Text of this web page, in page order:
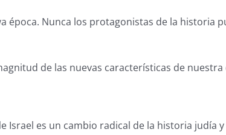
época. Nunca los protagonistas de la
de las nuevas características de
Israel es un cambio radical de la historia judía